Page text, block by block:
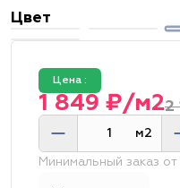
Цвет
Цена :
2
1 849 ₽/м2
м2
Минимальный заказ от